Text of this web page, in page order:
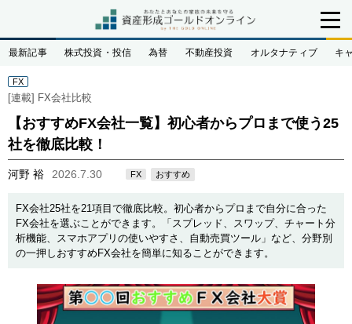
最新記事 株式投資・投信 為替 不動産投資 オルタナティブ キ
FX
[連載] FX会社比較
【おすすめFX会社一覧】初心者からプロまで使う25
社を徹底比較！
河野 裕 2026.7.30 FX おすすめ
FX会社25社を21項目で徹底比較。初心者からプロまで自分に合った
FX会社を選ぶことができます。「スプレッド、スワップ、チャート分
析機能、スマホアプリの使いやすさ、自動売買ツール」など、分野別
の一押しおすすめFX会社を簡単に知ることができます。